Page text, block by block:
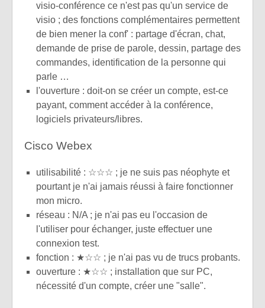
visio-conférence ce n'est pas qu'un service de
visio ; des fonctions complémentaires permettent
de bien mener la conf' : partage d'écran, chat,
demande de prise de parole, dessin, partage des
commandes, identification de la personne qui
parle …
l'ouverture : doit-on se créer un compte, est-ce
payant, comment accéder à la conférence,
logiciels privateurs/libres.
Cisco Webex
utilisabilité : ☆☆☆ ; je ne suis pas néophyte et
pourtant je n'ai jamais réussi à faire fonctionner
mon micro.
réseau : N/A ; je n'ai pas eu l'occasion de
l'utiliser pour échanger, juste effectuer une
connexion test.
fonction : ★☆☆ ; je n'ai pas vu de trucs probants.
ouverture : ★☆☆ ; installation que sur PC,
nécessité d'un compte, créer une "salle".